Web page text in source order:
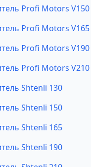
Profi Motors V150
Profi Motors V165
Profi Motors V190
Profi Motors V210
Shtenli 130
Shtenli 150
Shtenli 165
Shtenli 190